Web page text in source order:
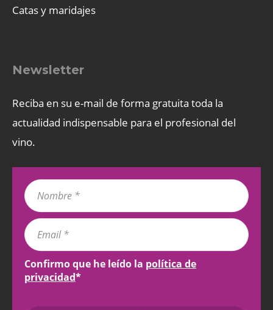
Catas y maridajes
Newsletter
Reciba en su e-mail de forma gratuita toda la
actualidad indispensable para el profesional del
vino.
Confirmo que he leído la política de
privacidad*